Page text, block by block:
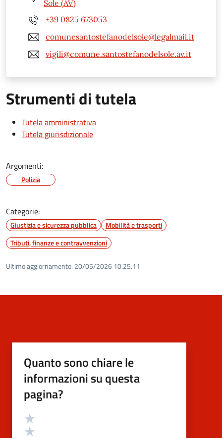
Sole (AV)
+39 0825 673053
comunesantostefanodelsole@legalmail.it
vigili@comune.santostefanodelsole.av.it
Strumenti di tutela
Tutela amministrativa
Tutela giurisdizionale
Argomenti:
Polizia
Categorie:
Giustizia e sicurezza pubblica
Mobilità e trasporti
Tributi, finanze e contravvenzioni
Ultimo aggiornamento: 20/05/2026 10:25.11
Quanto sono chiare le
informazioni su questa
pagina?
Valutazione